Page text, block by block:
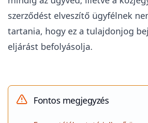
szerződést elveszítő ügyfélnek
tartania, hogy ez a tulajdonjog
eljárást befolyásolja.
Fontos megjegyzés